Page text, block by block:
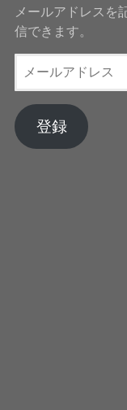
メールアドレスを
信できます。
ー
ア
ド
登録